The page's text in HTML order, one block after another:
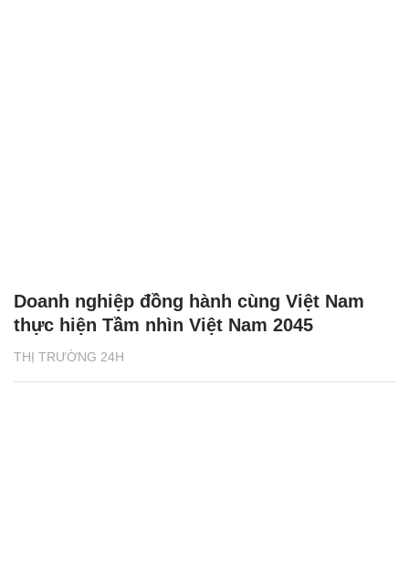
THỊ TRƯỜNG 24H
Doanh nghiệp đồng hành cùng Việt Nam
thực hiện Tầm nhìn Việt Nam 2045